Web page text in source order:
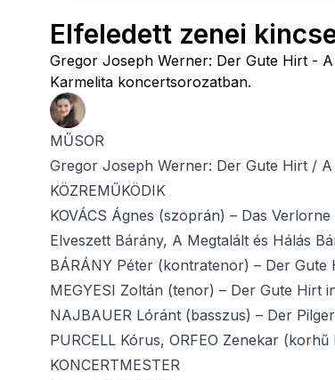
Elfeledett zenei
Gregor Joseph Werner: Der Gute Hirt -
Karmelita koncertsorozatban.
MŰSOR
Gregor Joseph Werner: Der Gute Hirt /
KÖZREMŰKÖDIK
KOVÁCS Ágnes (szoprán) – Das
Elveszett Bárány, A Megtalált és Hálás
BÁRÁNY Péter (kontratenor) – Der
MEGYESI Zoltán (tenor) – Der Gute
NAJBAUER Lóránt (basszus) – Der
PURCELL Kórus, ORFEO Zenekar
KONCERTMESTER